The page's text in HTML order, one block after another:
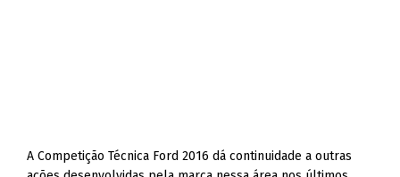
A Competição Técnica Ford 2016 dá continuidade a outras